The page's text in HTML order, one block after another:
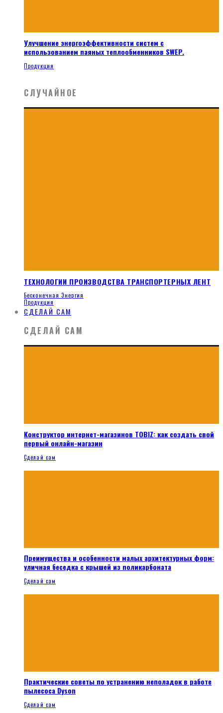
Улучшение энергоэффективности систем с
использованием паяных теплообменников SWEP.
Продукция
СЛУЧАЙНОЕ
ТЕХНОЛОГИИ ПРОИЗВОДСТВА ТРАНСПОРТЕРНЫХ ЛЕНТ
Бесконечная Энергия
Продукция
СДЕЛАЙ САМ
СДЕЛАЙ САМ
Конструктор интернет-магазинов TOBIZ: как создать свой
первый онлайн-магазин
Сделай сам
Преимущества и особенности малых архитектурных форм:
уличная беседка с крышей из поликарбоната
Сделай сам
Практические советы по устранению неполадок в работе
пылесоса Dyson
Сделай сам